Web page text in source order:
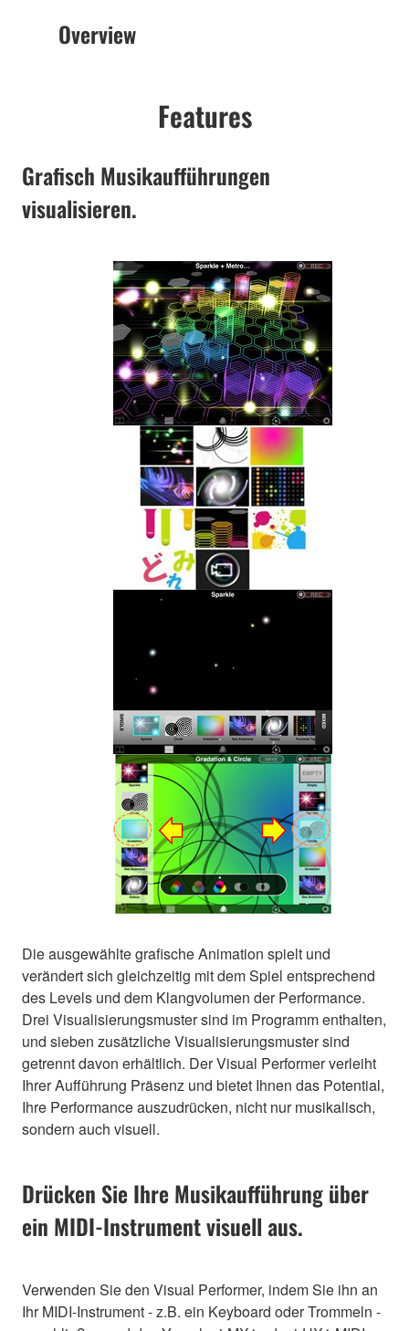
Overview
Features
Grafisch Musikaufführungen
visualisieren.
Die ausgewählte grafische Animation spielt und
verändert sich gleichzeitig mit dem Spiel entsprechend
des Levels und dem Klangvolumen der Performance.
Drei Visualisierungsmuster sind im Programm enthalten,
und sieben zusätzliche Visualisierungsmuster sind
getrennt davon erhältlich. Der Visual Performer verleiht
Ihrer Aufführung Präsenz und bietet Ihnen das Potential,
Ihre Performance auszudrücken, nicht nur musikalisch,
sondern auch visuell.
Drücken Sie Ihre Musikaufführung über
ein MIDI-Instrument visuell aus.
Verwenden Sie den Visual Performer, indem Sie ihn an
Ihr MIDI-Instrument - z.B. ein Keyboard oder Trommeln -